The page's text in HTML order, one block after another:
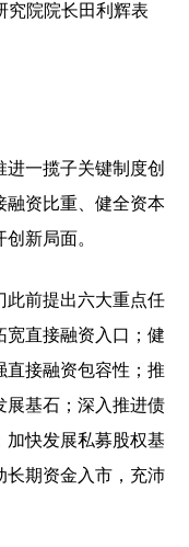
究院院长田利辉表
一揽子关键制度创
融资比重、健全资本
新局面。
前提出六大重点任
宽直接融资入口；健
直接融资包容性；推
展基石；深入推进债
加快发展私募股权基
长期资金入市，充沛